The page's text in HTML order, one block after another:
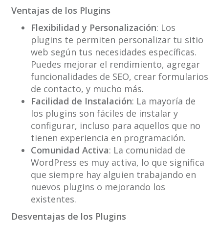
Ventajas de los Plugins
Flexibilidad y Personalización: Los
plugins te permiten personalizar tu sitio
web según tus necesidades específicas.
Puedes mejorar el rendimiento, agregar
funcionalidades de SEO, crear formularios
de contacto, y mucho más.
Facilidad de Instalación: La mayoría de
los plugins son fáciles de instalar y
configurar, incluso para aquellos que no
tienen experiencia en programación.
Comunidad Activa: La comunidad de
WordPress es muy activa, lo que significa
que siempre hay alguien trabajando en
nuevos plugins o mejorando los
existentes.
Desventajas de los Plugins